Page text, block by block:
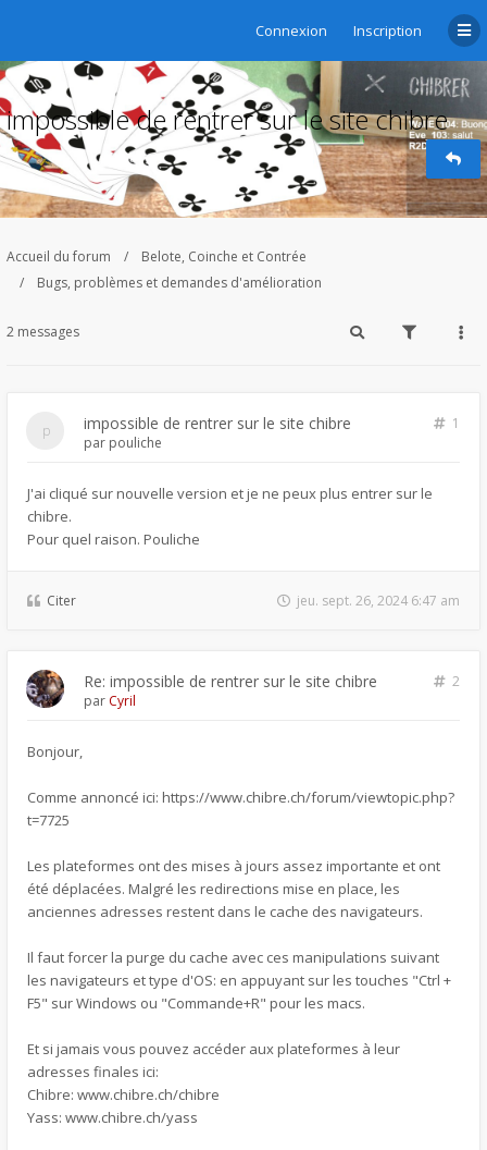
Connexion Inscription
impossible de rentrer sur le site chibre
Accueil du forum
Belote, Coinche et Contrée
Bugs, problèmes et demandes d'amélioration
2 messages
impossible de rentrer sur le site chibre
1
par pouliche
J'ai cliqué sur nouvelle version et je ne peux plus entrer sur le
chibre.
Pour quel raison. Pouliche
Citer jeu. sept. 26, 2024 6:47 am
Re: impossible de rentrer sur le site chibre
2
par Cyril
Bonjour,
Comme annoncé ici: https://www.chibre.ch/forum/viewtopic.php?
t=7725
Les plateformes ont des mises à jours assez importante et ont
été déplacées. Malgré les redirections mise en place, les
anciennes adresses restent dans le cache des navigateurs.
Il faut forcer la purge du cache avec ces manipulations suivant
les navigateurs et type d'OS: en appuyant sur les touches "Ctrl +
F5" sur Windows ou "Commande+R" pour les macs.
Et si jamais vous pouvez accéder aux plateformes à leur
adresses finales ici:
Chibre: www.chibre.ch/chibre
Yass: www.chibre.ch/yass